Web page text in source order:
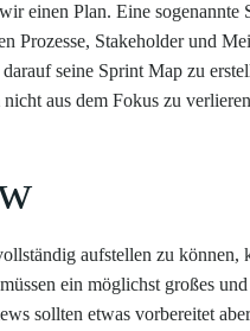
einen Plan. Eine
Prozesse, Stakeholder und
seine Sprint Map zu
aus dem Fokus zu
aufstellen zu können,
ein möglichst großes
sollten etwas vorbereitet